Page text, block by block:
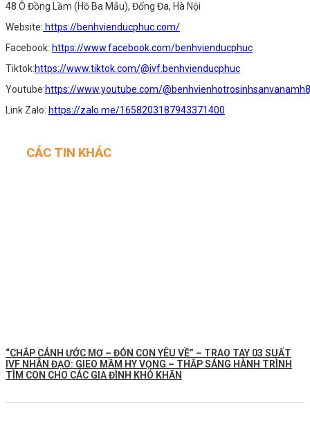
48 Ô Đồng Lầm (Hồ Ba Mẫu), Đống Đa, Hà Nội
Website: https://benhvienducphuc.com/
Facebook: https://www.facebook.com/benhvienducphuc
Tiktok:https://www.tiktok.com/@ivf.benhvienducphuc
Youtube:https://www.youtube.com/
Link Zalo: https://zalo.me/1658203187943371400
CÁC TIN KHÁC
“CHẮP CÁNH ƯỚC MƠ – ĐÓN CON YÊU VỀ” – TRAO TAY 03 SUẤT
IVF NHÂN ĐẠO: GIEO MẦM HY VỌNG – THẮP SÁNG HÀNH TRÌNH
TÌM CON CHO CÁC GIA ĐÌNH KHÓ KHĂN